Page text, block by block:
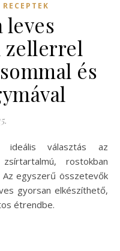
leves
zellerrel
és
rostokban
egyszerű összetevők
gyorsan elkészíthető,
étrendbe.